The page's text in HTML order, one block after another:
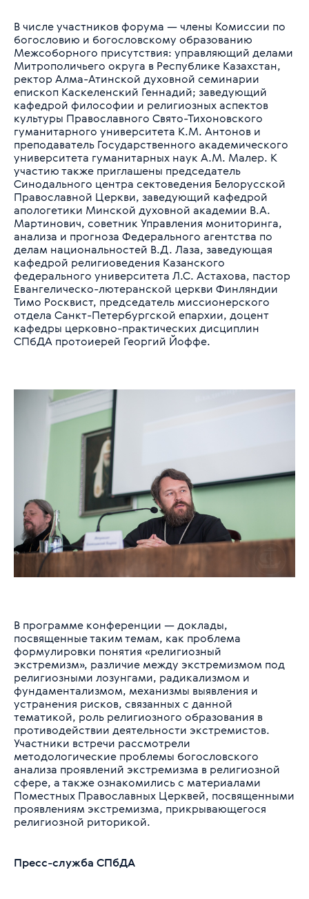
В числе участников форума — члены Комиссии по
богословию и богословскому образованию
Межсоборного присутствия: управляющий делами
Митрополичьего округа в Республике Казахстан,
ректор Алма-Атинской духовной семинарии
епископ Каскеленский Геннадий; заведующий
кафедрой философии и религиозных аспектов
культуры Православного Свято-Тихоновского
гуманитарного университета К.М. Антонов и
преподаватель Государственного академического
университета гуманитарных наук А.М. Малер. К
участию также приглашены председатель
Синодального центра сектоведения Белорусской
Православной Церкви, заведующий кафедрой
апологетики Минской духовной академии В.А.
Мартинович, советник Управления мониторинга,
анализа и прогноза Федерального агентства по
делам национальностей В.Д. Лаза, заведующая
кафедрой религиоведения Казанского
федерального университета Л.С. Астахова, пастор
Евангелическо-лютеранской церкви Финляндии
Тимо Росквист, председатель миссионерского
отдела Санкт-Петербургской епархии, доцент
кафедры церковно-практических дисциплин
СПбДА протоиерей Георгий Йоффе.
В программе конференции — доклады,
посвященные таким темам, как проблема
формулировки понятия «религиозный
экстремизм», различие между экстремизмом под
религиозными лозунгами, радикализмом и
фундаментализмом, механизмы выявления и
устранения рисков, связанных с данной
тематикой, роль религиозного образования в
противодействии деятельности экстремистов.
Участники встречи рассмотрели
методологические проблемы богословского
анализа проявлений экстремизма в религиозной
сфере, а также ознакомились с материалами
Поместных Православных Церквей, посвященными
проявлениям экстремизма, прикрывающегося
религиозной риторикой.
Пресс-служба СПбДА